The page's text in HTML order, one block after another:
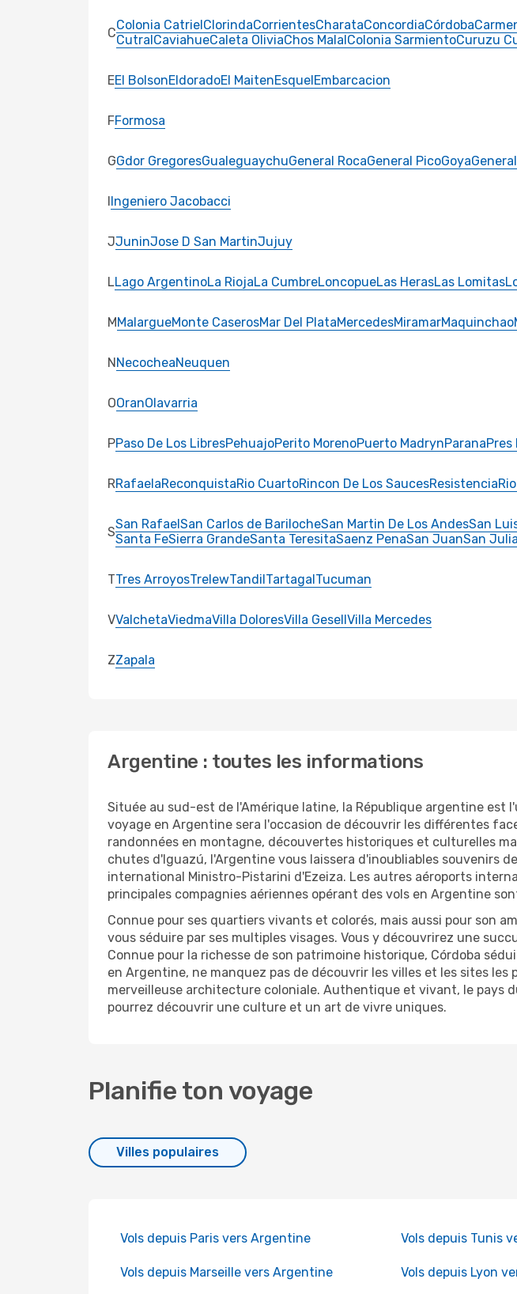
CColonia CatrielClorindaCorrientesCharataConcordiaCórdoba
CutralCaviahueCaleta OliviaChos MalalColonia SarmientoCuruzu
EEl BolsonEldoradoEl MaitenEsquelEmbarcacion
FFormosa
GGdor GregoresGualeguaychuGeneral RocaGeneral PicoGoya
IIngeniero Jacobacci
JJuninJose D San MartinJujuy
LLago ArgentinoLa RiojaLa CumbreLoncopueLas HerasLas Lomitas
MMalargueMonte CaserosMar Del PlataMercedesMiramarMaquinchao
NNecocheaNeuquen
OOranOlavarria
PPaso De Los LibresPehuajoPerito MorenoPuerto MadrynParanaPres
RRafaelaReconquistaRio CuartoRincon De Los SaucesResistencia
SSan RafaelSan Carlos de BarilocheSan Martin De Los AndesSan
Santa FeSierra GrandeSanta TeresitaSaenz PenaSan JuanSan
TTres ArroyosTrelewTandilTartagalTucuman
VValchetaViedmaVilla DoloresVilla GesellVilla Mercedes
ZZapala
Argentine : toutes les informations
Située au sud-est de l'Amérique latine, la République argentine est
voyage en Argentine sera l'occasion de découvrir les différentes
randonnées en montagne, découvertes historiques et culturelles
chutes d'Iguazú, l'Argentine vous laissera d'inoubliables souvenirs
international Ministro-Pistarini d'Ezeiza. Les autres aéroports
principales compagnies aériennes opérant des vols en Argentine
Connue pour ses quartiers vivants et colorés, mais aussi pour son
vous séduire par ses multiples visages. Vous y découvrirez une
Connue pour la richesse de son patrimoine historique, Córdoba
en Argentine, ne manquez pas de découvrir les villes et les sites
merveilleuse architecture coloniale. Authentique et vivant, le pays
pourrez découvrir une culture et un art de vivre uniques.
Planifie ton voyage
Villes populaires
Vols depuis Paris vers Argentine Vols depuis Tunis
Vols depuis Marseille vers Argentine Vols depuis Lyon